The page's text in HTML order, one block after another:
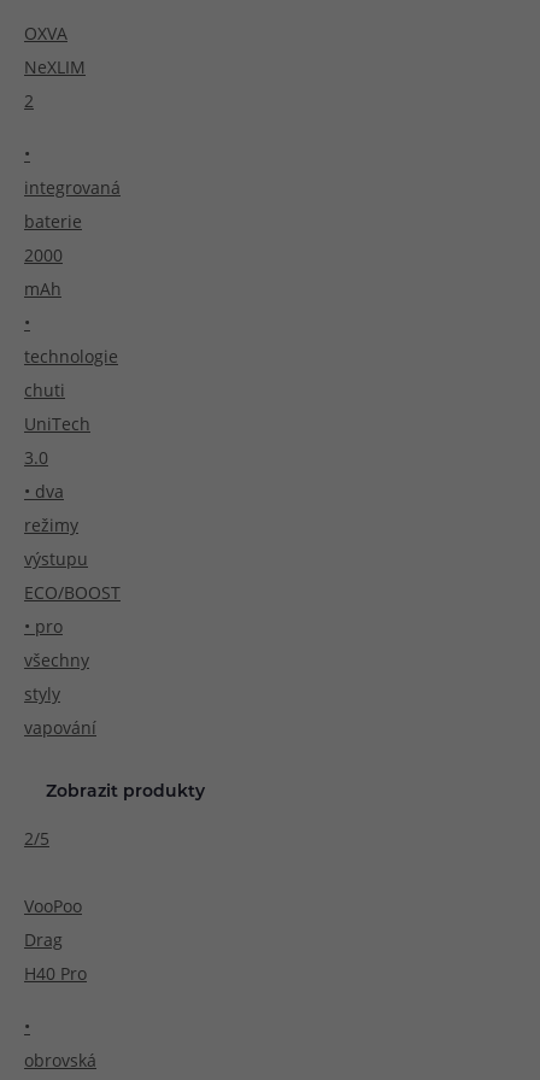
OXVA
NeXLIM
2
•
integrovaná
baterie
2000
mAh
•
technologie
chuti
UniTech
3.0
• dva
režimy
výstupu
ECO/BOOST
• pro
všechny
styly
vapování
Zobrazit produkty
2/5
VooPoo
Drag
H40 Pro
•
obrovská